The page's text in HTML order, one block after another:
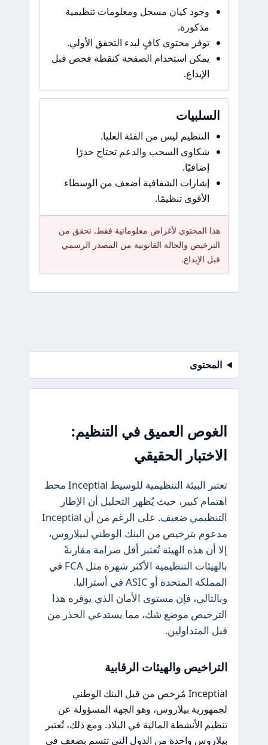
وجود كيان مسجل ومعلومات تنظيمية
مذكورة.
توفر محتوى كافٍ لبدء التحقق الأولي.
يمكن استخدام الصفحة كنقطة فحص قبل
الإيداع.
السلبيات
التنظيم ليس من الفئة العليا.
شكاوى السحب والدعم تحتاج حذرًا
إضافيًا.
إشارات الشفافية أضعف من الوسطاء
الأقوى تنظيمًا.
هذا المحتوى لأغراض معلوماتية فقط. تحقق من
الترخيص والحالة القانونية من المصدر الرسمي
قبل الإيداع.
المحتوى
الغوص العميق في التنظيم:
الاختبار الحقيقي
تعتبر البيئة التنظيمية للوسيط Inceptial محط
اهتمام كبير، حيث يُظهر التحليل أن الإطار
التنظيمي ضعيف. على الرغم من أن Inceptial
مدعوم بترخيص من البنك الوطني لبيلاروس،
إلا أن هذه الهيئة تُعتبر أقل صرامة مقارنةً
بالهيئات التنظيمية الأكثر شهرة مثل FCA في
المملكة المتحدة أو ASIC في أستراليا.
وبالتالي، فإن مستوى الأمان الذي يوفره هذا
الترخيص موضع شك، مما يستدعي الحذر من
قبل المتداولين.
التراخيص والهيئات الرقابية
Inceptial مُرخص من قبل البنك الوطني
لجمهورية بيلاروس، وهو الجهة المسؤولة عن
تنظيم الأنشطة المالية في البلاد. ومع ذلك، تُعتبر
بيلاروس واحدة من الدول التي تتسم بضعف في